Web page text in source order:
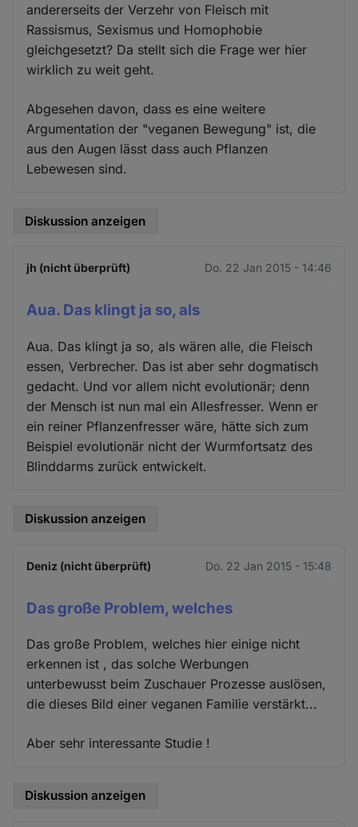
andererseits der Verzehr von Fleisch mit
Rassismus, Sexismus und Homophobie
gleichgesetzt? Da stellt sich die Frage wer hier
wirklich zu weit geht.
Abgesehen davon, dass es eine weitere
Argumentation der "veganen Bewegung" ist, die
aus den Augen lässt dass auch Pflanzen
Lebewesen sind.
Diskussion anzeigen
jh (nicht überprüft) Do. 22 Jan 2015 - 14:46
Aua. Das klingt ja so, als
Aua. Das klingt ja so, als wären alle, die Fleisch
essen, Verbrecher. Das ist aber sehr dogmatisch
gedacht. Und vor allem nicht evolutionär; denn
der Mensch ist nun mal ein Allesfresser. Wenn er
ein reiner Pflanzenfresser wäre, hätte sich zum
Beispiel evolutionär nicht der Wurmfortsatz des
Blinddarms zurück entwickelt.
Diskussion anzeigen
Deniz (nicht überprüft) Do. 22 Jan 2015 - 15:48
Das große Problem, welches
Das große Problem, welches hier einige nicht
erkennen ist , das solche Werbungen
unterbewusst beim Zuschauer Prozesse auslösen,
die dieses Bild einer veganen Familie verstärkt...
Aber sehr interessante Studie !
Diskussion anzeigen